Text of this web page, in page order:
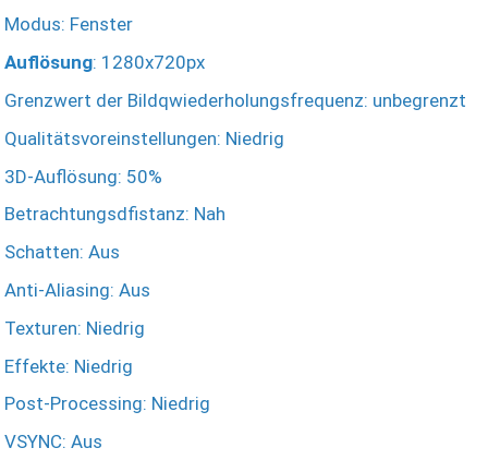
Modus: Fenster
Auflösung: 1280x720px
Grenzwert der Bildqwiederholungsfrequenz: unbegrenzt
Qualitätsvoreinstellungen: Niedrig
3D-Auflösung: 50%
Betrachtungsdfistanz: Nah
Schatten: Aus
Anti-Aliasing: Aus
Texturen: Niedrig
Effekte: Niedrig
Post-Processing: Niedrig
VSYNC: Aus